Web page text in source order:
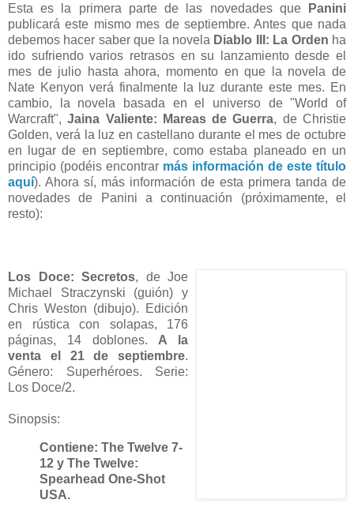
Esta es la primera parte de las novedades que
Panini
publicará este mismo mes de septiembre. Antes que nada
debemos hacer saber que la novela Diablo III: La Orden ha
ido sufriendo varios retrasos en su lanzamiento desde el
mes de julio hasta ahora, momento en que la novela de
Nate Kenyon verá finalmente la luz durante este mes. En
cambio, la novela basada en el universo de "World of
Warcraft",Jaina Valiente: Mareas de Guerra, de Christie
Golden, verá la luz en castellano durante el mes de octubre
en lugar de en septiembre, como estaba planeado en un
principio (podéis encontrar más información de este título
aquí). Ahora sí, más información de esta primera tanda de
novedades de Panini a continuación (próximamente, el
resto):
Los Doce: Secretos, de Joe
Michael Straczynski (guión) y
Chris Weston (dibujo). Edición
en rústica con solapas, 176
páginas, 14 doblones. A la
venta el 21 de septiembre.
Género: Superhéroes. Serie:
Los Doce/2.
Sinopsis:
Contiene: The Twelve 7-
12 y The Twelve:
Spearhead One-Shot
USA.